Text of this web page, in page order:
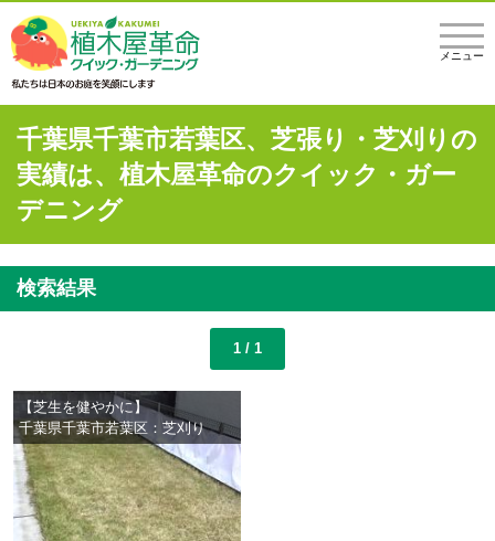
メニュー
千葉県千葉市若葉区、芝張り・芝刈りの
実績は、植木屋革命のクイック・ガー
デニング
検索結果
1 / 1
【芝生を健やかに】
千葉県千葉市若葉区：芝刈り